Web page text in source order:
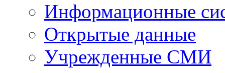
Информационные
Открытые данные
Учрежденные СМИ